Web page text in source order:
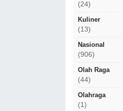
(24)
Kuliner
(13)
Nasional
(906)
Olah Raga
(44)
Olahraga
(1)